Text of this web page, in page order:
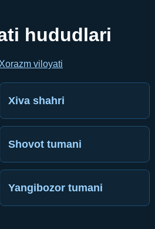
hududlari
viloyati
Xiva shahri
Shovot tumani
Yangibozor tumani